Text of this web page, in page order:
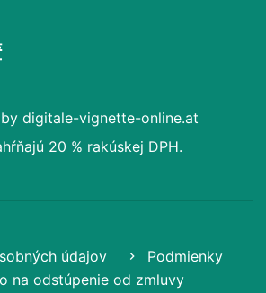
digitale-vignette-online.at
20 % rakúskej DPH.
údajov
Podmienky
na odstúpenie od zmluvy